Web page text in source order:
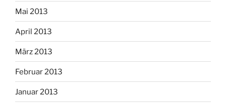
Mai 2013
April 2013
März 2013
Februar 2013
Januar 2013